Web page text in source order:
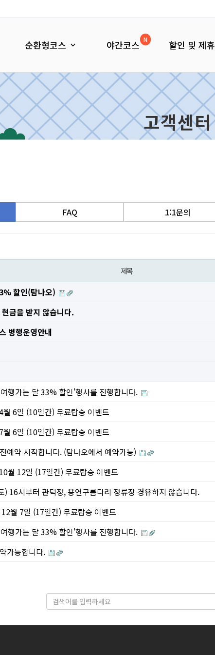
순환형코스 야간코스 N 할인 및 제휴
고객센터
FAQ 1:1문의
제목
할인(탐나오)
금을 받지 않습니다.
병행운영안내
행가는 달 33% 할인'행사를 진행합니다.
6일 (10일간) 무료탑승 이벤트
6일 (10일간) 무료탑승 이벤트
예약 시작합니다. (탐나오에서 예약가능)
월 12일 (17일간) 무료탑승 이벤트
16시부터 관덕정, 용연구름다리 정류장 경유하지 않습니다.
월 7일 (17일간) 무료탑승 이벤트
행가는 달 33% 할인'행사를 진행합니다.
가능합니다.